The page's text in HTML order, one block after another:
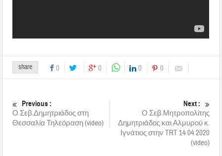
share 0 0 0 0
Previous :
Ο Σεβ.Δημητριάδος στη
Θεσσαλία Τηλεόραση (video)
Next :
Ο Σεβ.Μητροπολίτης
Δημητριάδος και Αλμυρού κ.
Ιγνάτιος στην TRT 14 04 2020
(video)